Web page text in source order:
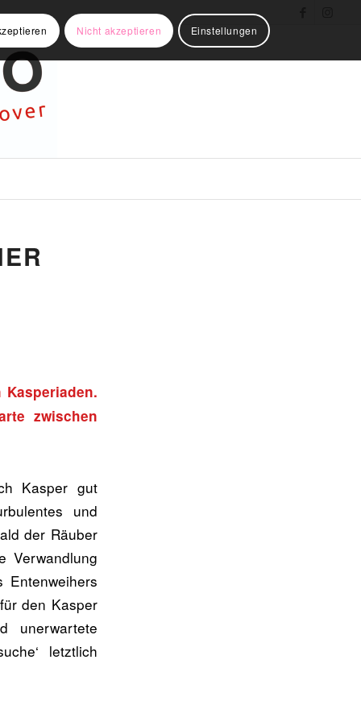
zwischen
Kasper gut
und
der Räuber
Verwandlung
den Kasper
unerwartete
letztlich
Nicht akzeptieren Einstellungen